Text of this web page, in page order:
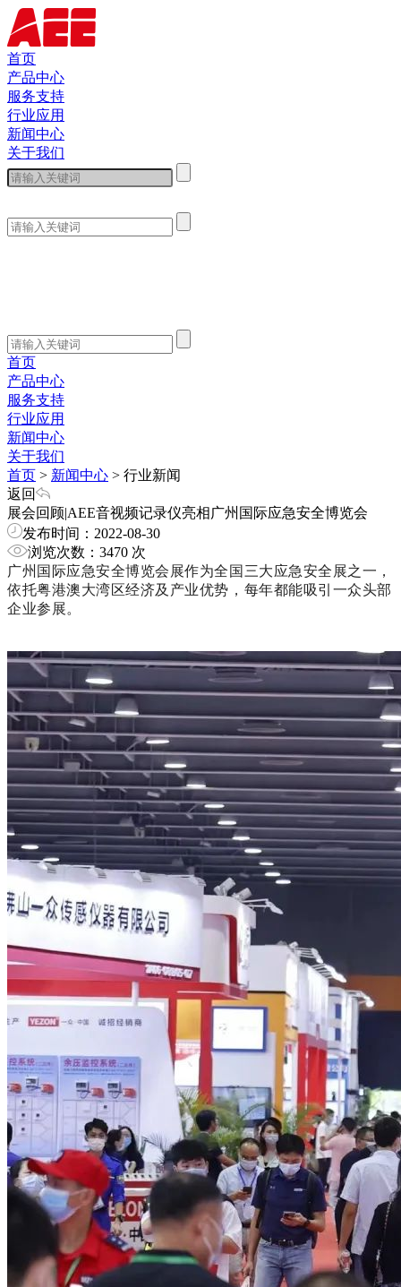
首页
产品中心
服务支持
行业应用
新闻中心
关于我们
首页
产品中心
服务支持
行业应用
新闻中心
关于我们
首页 > 新闻中心 > 行业新闻
返回
展会回顾|AEE音视频记录仪亮相广州国际应急安全博览会
发布时间：2022-08-30
浏览次数：3470 次
广州国际应急安全博览会展作为全国三大应急安全展之一，
依托粤港澳大湾区经济及产业优势，每年都能吸引一众头部
企业参展。